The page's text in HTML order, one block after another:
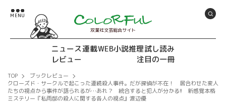
双葉社文芸総合サイト
ニュース連載WEB小説推理試し読み
レビュー
注目の一冊
TOP
ブックレビュー
クローズド・サークルで起こった連続殺人事件。だが探偵が不在！ 居合わせた変人
たちの視点から事件が語られるが…あれ？ 統合すると犯人が分かる!! 新感覚本格
ミステリー『私雨邸の殺人に関する各人の視点』渡辺優